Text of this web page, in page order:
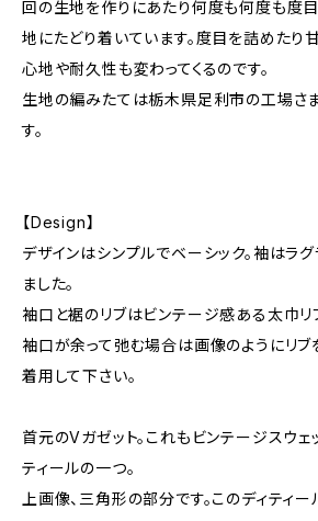
回の生地を作りにあたり何度も何度も度
地にたどり着いています。度目を詰めたり
心地や耐久性も変わってくるのです。
生地の編みたては栃木県足利市の工場さ
す。
【Design】
デザインはシンプルでベーシック。袖はラ
ました。
袖口と裾のリブはビンテージ感ある太巾リ
袖口が余って弛む場合は画像のようにリブ
着用して下さい。
首元のVガゼット。これもビンテージスウェ
ティールの一つ。
上画像、三角形の部分です。このディティ